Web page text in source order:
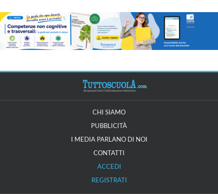
CHI SIAMO
PUBBLICITÀ
I MEDIA PARLANO DI NOI
CONTATTI
ACCEDI
REGISTRATI